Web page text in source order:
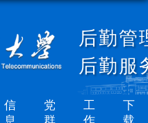
后勤管
后勤服
信
党
工
下